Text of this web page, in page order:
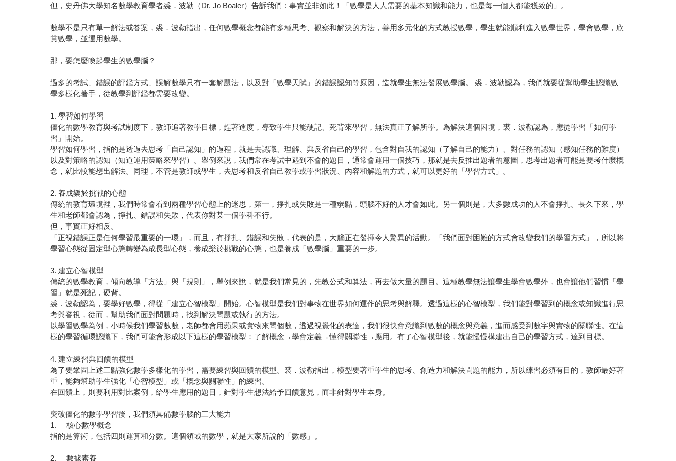
但，史丹佛大學知名數學教育學者裘．波勒（Dr. Jo Boaler）告訴我們：事實並非如此！「數學是人人需要的基本知識和能力，也是每一個人都能獲致的」。
數學不是只有單一解法或答案，裘．波勒指出，任何數學概念都能有多種思考、觀察和解決的方法，善用多元化的方式教授數學，學生就能順利進入數學世界，學會數學，欣
賞數學，並運用數學。
那，要怎麼喚起學生的數學腦？
過多的考試、錯誤的評鑑方式、誤解數學只有一套解題法，以及對「數學天賦」的錯誤認知等原因，造就學生無法發展數學腦。 裘．波勒認為，我們就要從幫助學生認識數
學多樣化著手，從教學到評鑑都需要改變。
1. 學習如何學習
僵化的數學教育與考試制度下，教師追著教學目標，趕著進度，導致學生只能硬記、死背來學習，無法真正了解所學。為解決這個困境，裘．波勒認為，應從學習「如何學
習」開始。
學習如何學習，指的是透過去思考「自己認知」的過程，就是去認識、理解、與反省自己的學習，包含對自我的認知（了解自己的能力）、對任務的認知（感知任務的難度）
以及對策略的認知（知道運用策略來學習）。舉例來說，我們常在考試中遇到不會的題目，通常會運用一個技巧，那就是去反推出題者的意圖，思考出題者可能是要考什麼概
念，就比較能想出解法。同理，不管是教師或學生，去思考和反省自己教學或學習狀況、內容和解題的方式，就可以更好的「學習方式」。
2. 養成樂於挑戰的心態
傳統的教育環境裡，我們時常會看到兩種學習心態上的迷思，第一，掙扎或失敗是一種弱點，頭腦不好的人才會如此。另一個則是，大多數成功的人不會掙扎。長久下來，學
生和老師都會認為，掙扎、錯誤和失敗，代表你對某一個學科不行。
但，事實正好相反。
「正視錯誤正是任何學習最重要的一環」，而且，有掙扎、錯誤和失敗，代表的是，大腦正在發揮令人驚異的活動。「我們面對困難的方式會改變我們的學習方式」，所以將
學習心態從固定型心態轉變為成長型心態，養成樂於挑戰的心態，也是養成「數學腦」重要的一步。
3. 建立心智模型
傳統的數學教育，傾向教導「方法」與「規則」，舉例來說，就是我們常見的，先教公式和算法，再去做大量的題目。這種教學無法讓學生學會數學外，也會讓他們習慣「學
習」就是死記，硬背。
裘．波勒認為，要學好數學，得從「建立心智模型」開始。心智模型是我們對事物在世界如何運作的思考與解釋。透過這樣的心智模型，我們能對學習到的概念或知識進行思
考與審視，從而，幫助我們面對問題時，找到解決問題或執行的方法。
以學習數學為例，小時候我們學習數數，老師都會用蘋果或實物來問個數，透過視覺化的表達，我們很快會意識到數數的概念與意義，進而感受到數字與實物的關聯性。在這
樣的學習循環認識下，我們可能會形成以下這樣的學習模型：了解概念→學會定義→懂得關聯性→應用。有了心智模型後，就能慢慢構建出自己的學習方式，達到目標。
4. 建立練習與回饋的模型
為了要鞏固上述三點強化數學多樣化的學習，需要練習與回饋的模型。裘．波勒指出，模型要著重學生的思考、創造力和解決問題的能力，所以練習必須有目的，教師最好著
重，能夠幫助學生強化「心智模型」或「概念與關聯性」的練習。
在回饋上，則要利用對比案例，給學生應用的題目，針對學生想法給予回饋意見，而非針對學生本身。
突破僵化的數學學習後，我們須具備數學腦的三大能力
1. 核心數學概念
指的是算術，包括四則運算和分數。這個領域的數學，就是大家所說的「數感」。
2. 數據素養